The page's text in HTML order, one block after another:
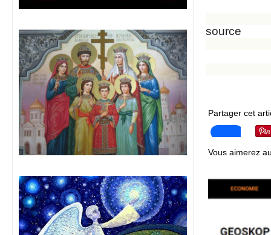
source
Partager cet
Vous aimerez